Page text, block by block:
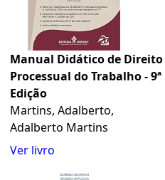
Manual Didático de Direito
Processual do Trabalho - 9ª
Edição
Martins, Adalberto,
Adalberto Martins
Ver livro